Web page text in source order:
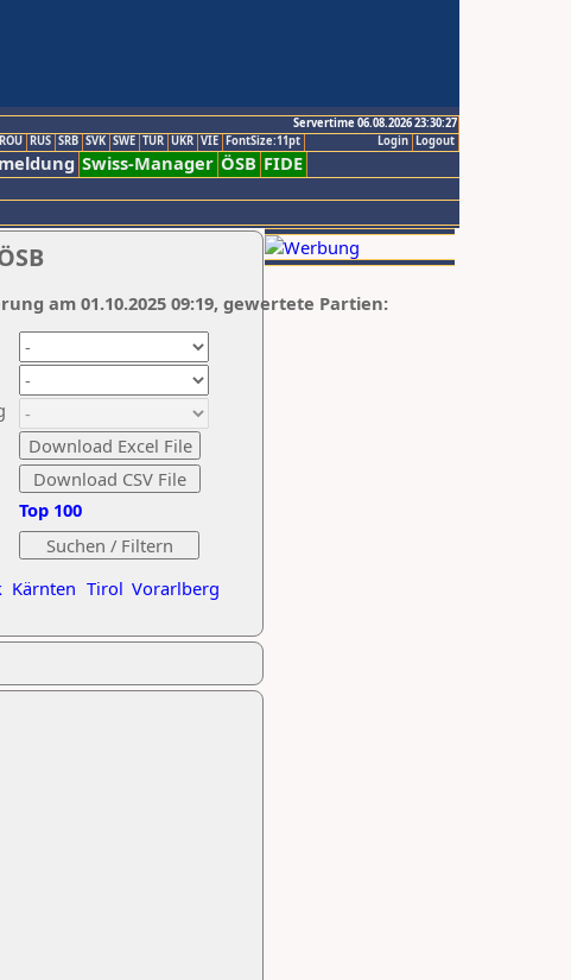
Servertime 06.08.2026 23:30:27
Logout
Login
ROU RUS SRB SVK SWE TUR UKR VIE FontSize:11pt
Swiss-Manager ÖSB FIDE
Kärnten Tirol Vorarlberg
Top 100
am 01.10.2025 09:19, gewertete Partien: